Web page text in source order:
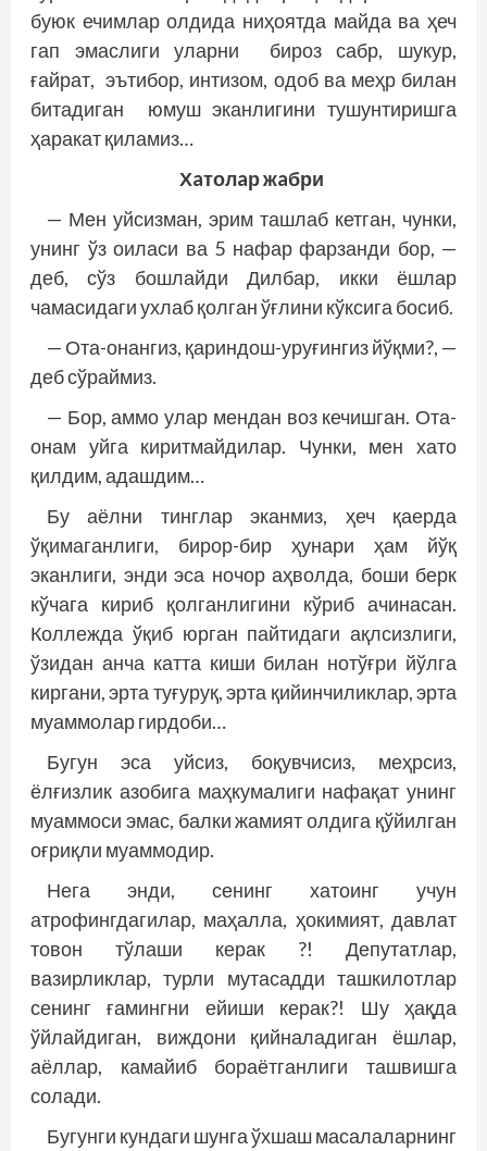
буюк ечимлар олдида ниҳоятда майда ва ҳеч
гап эмаслиги уларни бироз сабр, шукур,
ғайрат, эътибор, интизом, одоб ва меҳр билан
битадиган юмуш эканлигини тушунтиришга
ҳаракат қиламиз…
Хaтолaр жaбри
— Мен уйсизман, эрим ташлаб кетган, чунки,
унинг ўз оиласи ва 5 нафар фарзанди бор, —
деб, сўз бошлайди Дилбар, икки ёшлар
чамасидаги ухлаб қолган ўғлини кўксига босиб.
— Ота-онангиз, қариндош-уруғингиз йўқми?, —
деб сўраймиз.
— Бор, аммо улар мендан воз кечишган. Ота-
онам уйга киритмайдилар. Чунки, мен хато
қилдим, адашдим…
Бу аёлни тинглар эканмиз, ҳеч қаерда
ўқимаганлиги, бирор-бир ҳунари ҳам йўқ
эканлиги, энди эса ночор аҳволда, боши берк
кўчага кириб қолганлигини кўриб ачинасан.
Коллежда ўқиб юрган пайтидаги ақлсизлиги,
ўзидан анча катта киши билан нотўғри йўлга
киргани, эрта туғуруқ, эрта қийинчиликлар, эрта
муаммолар гирдоби…
Бугун эса уйсиз, боқувчисиз, меҳрсиз,
ёлғизлик азобига маҳкумалиги нафақат унинг
муаммоси эмас, балки жамият олдига қўйилган
оғриқли муаммодир.
Нега энди, сенинг хатоинг учун
атрофингдагилар, маҳалла, ҳокимият, давлат
товон тўлаши керак ?! Депутатлар,
вазирликлар, турли мутасадди ташкилотлар
сенинг ғамингни ейиши керак?! Шу ҳақда
ўйлайдиган, виждони қийналадиган ёшлар,
аёллар, камайиб бораётганлиги ташвишга
солади.
Бугунги кундаги шунга ўхшаш масалаларнинг